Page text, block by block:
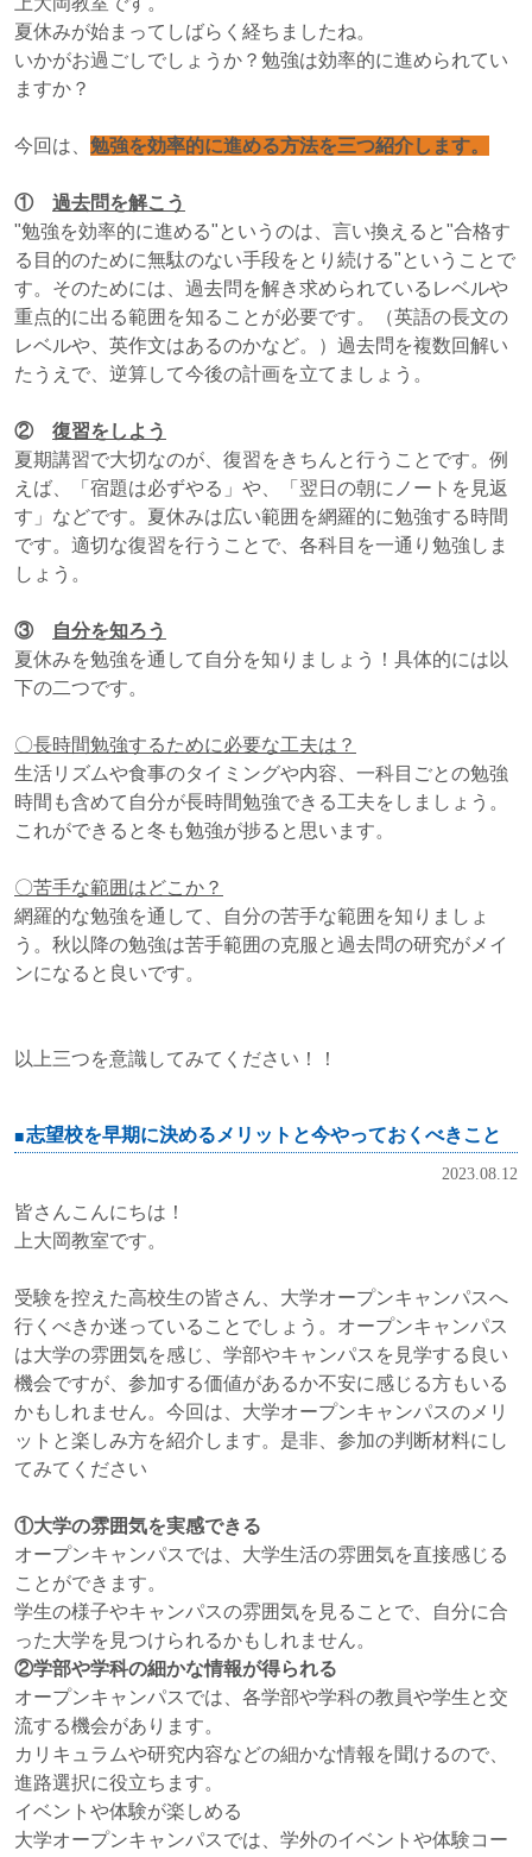
夏休みが始まってしばらく経ちましたね。
いかがお過ごしでしょうか？勉強は効率的に進められてい
ますか？
今回は、 勉強を効率的に進める方法を三つ紹介します。
① 過去問を解こう
"勉強を効率的に進める"というのは、言い換えると"合格す
る目的のために無駄のない手段をとり続ける"ということで
す。そのためには、過去問を解き求められているレベルや
重点的に出る範囲を知ることが必要です。（英語の長文の
レベルや、英作文はあるのかなど。）過去問を複数回解い
たうえで、逆算して今後の計画を立てましょう。
② 復習をしよう
夏期講習で大切なのが、復習をきちんと行うことです。例
えば、「宿題は必ずやる」や、「翌日の朝にノートを見返
す」などです。夏休みは広い範囲を網羅的に勉強する時間
です。適切な復習を行うことで、各科目を一通り勉強しま
しょう。
③
自分を知ろう
夏休みを勉強を通して自分を知りましょう！具体的には以
下の二つです。
〇長時間勉強するために必要な工夫は？
生活リズムや食事のタイミングや内容、一科目ごとの勉強
時間も含めて自分が長時間勉強できる工夫をしましょう。
これができると冬も勉強が捗ると思います。
〇苦手な範囲はどこか？
網羅的な勉強を通して、自分の苦手な範囲を知りましょ
う。秋以降の勉強は苦手範囲の克服と過去問の研究がメイ
ンになると良いです。
以上三つを意識してみてください！！
志望校を早期に決めるメリットと今やっておくべきこと
2023.08.12
皆さんこんにちは！
上大岡教室です。
受験を控えた高校生の皆さん、大学オープンキャンパスへ
行くべきか迷っていることでしょう。オープンキャンパス
は大学の雰囲気を感じ、学部やキャンパスを見学する良い
機会ですが、参加する価値があるか不安に感じる方もいる
かもしれません。今回は、大学オープンキャンパスのメリ
ットと楽しみ方を紹介します。是非、参加の判断材料にし
てみてください
①大学の雰囲気を実感できる
オープンキャンパスでは、大学生活の雰囲気を直接感じる
ことができます。
学生の様子やキャンパスの雰囲気を見ることで、自分に合
った大学を見つけられるかもしれません。
②学部や学科の細かな情報が得られる
オープンキャンパスでは、各学部や学科の教員や学生と交
流する機会があります。
カリキュラムや研究内容などの細かな情報を聞けるので、
進路選択に役立ちます。
イベントや体験が楽しめる
大学オープンキャンパスでは、学外のイベントや体験コー